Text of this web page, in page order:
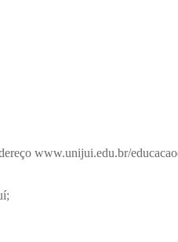
www.unijui.edu.br/